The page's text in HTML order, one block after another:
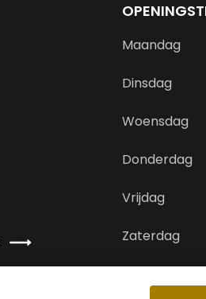
Maandag
Dinsdag
Woensdag
Donderdag
Vrijdag
Zaterdag